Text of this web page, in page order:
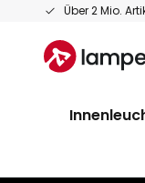
Über 2 Mio.
Zum
springen